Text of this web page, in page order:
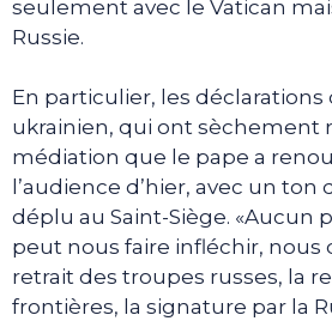
seulement avec le Vatican
Russie.
En particulier, les
ukrainien, qui ont sèchement
médiation que le pape a
l’audience d’hier, avec un
déplu au Saint-Siège. «Aucun
peut nous faire infléchir, nous
retrait des troupes russes, la
frontières, la signature par la